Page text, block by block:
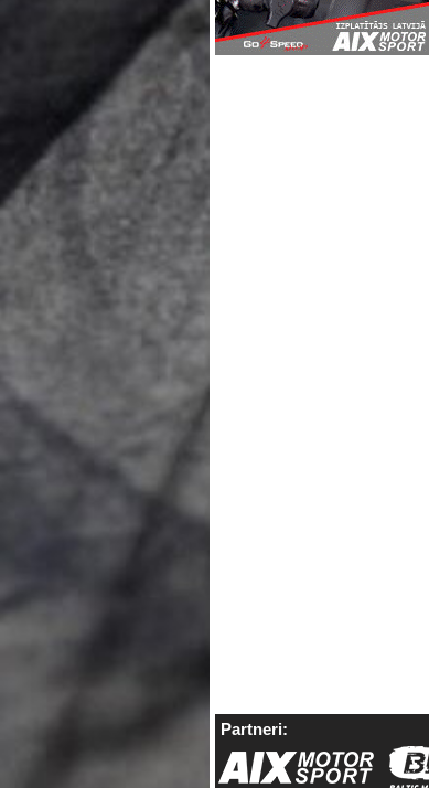
Partneri: